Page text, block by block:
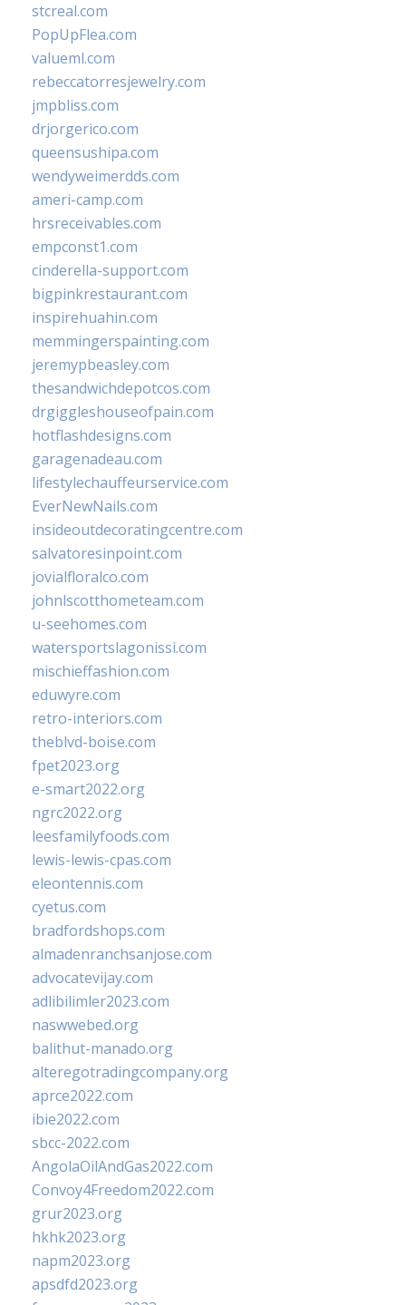
stcreal.com
PopUpFlea.com
valueml.com
rebeccatorresjewelry.com
jmpbliss.com
drjorgerico.com
queensushipa.com
wendyweimerdds.com
ameri-camp.com
hrsreceivables.com
empconst1.com
cinderella-support.com
bigpinkrestaurant.com
inspirehuahin.com
memmingerspainting.com
jeremypbeasley.com
thesandwichdepotcos.com
drgiggleshouseofpain.com
hotflashdesigns.com
garagenadeau.com
lifestylechauffeurservice.com
EverNewNails.com
insideoutdecoratingcentre.com
salvatoresinpoint.com
jovialfloralco.com
johnlscotthometeam.com
u-seehomes.com
watersportslagonissi.com
mischieffashion.com
eduwyre.com
retro-interiors.com
theblvd-boise.com
fpet2023.org
e-smart2022.org
ngrc2022.org
leesfamilyfoods.com
lewis-lewis-cpas.com
eleontennis.com
cyetus.com
bradfordshops.com
almadenranchsanjose.com
advocatevijay.com
adlibilimler2023.com
naswwebed.org
balithut-manado.org
alteregotradingcompany.org
aprce2022.com
ibie2022.com
sbcc-2022.com
AngolaOilAndGas2022.com
Convoy4Freedom2022.com
grur2023.org
hkhk2023.org
napm2023.org
apsdfd2023.org